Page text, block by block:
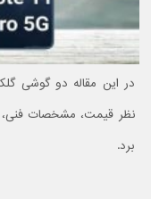
نظر قیمت، مشخصات فنی،
برد.